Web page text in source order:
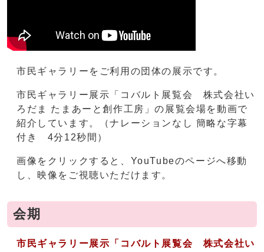
市民ギャラリーをご利用の団体の展示です。
市民ギャラリー展示「コバルト展覧会 株式会社い
ろだま たまあーと創作工房」の展覧会場を動画で
紹介しています。（ナレーションなし 簡略な字幕
付き 4分12秒間）
画像をクリックすると、YouTubeのページへ移動
し、映像をご視聴いただけます。
会期
市民ギャラリー展示「 コバルト展覧会 株式会社い